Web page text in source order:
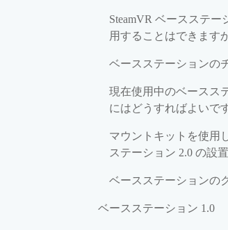
SteamVR ベースステー
用することはできます
ベースステーションの
現在使用中のベースス
にはどうすればよいで
マウントキットを使用
ステーション 2.0 の設置
ベースステーションの
ベースステーション 1.0